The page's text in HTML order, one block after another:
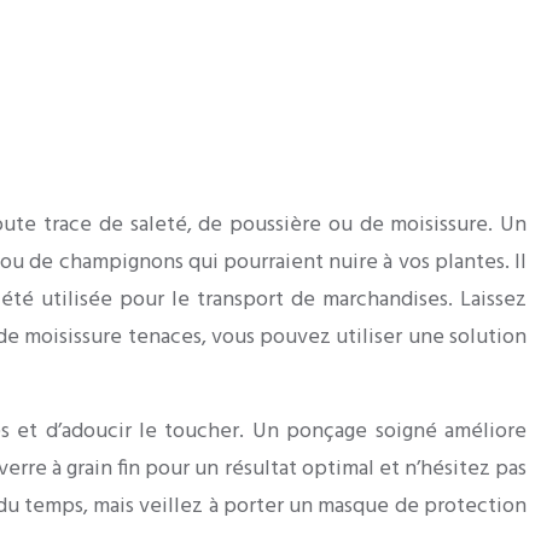
trace de saleté, de poussière ou de moisissure. Un
de champignons qui pourraient nuire à vos plantes. Il
utilisée pour le transport de marchandises. Laissez
moisissure tenaces, vous pouvez utiliser une solution
d’adoucir le toucher. Un ponçage soigné améliore
à grain fin pour un résultat optimal et n’hésitez pas
temps, mais veillez à porter un masque de protection